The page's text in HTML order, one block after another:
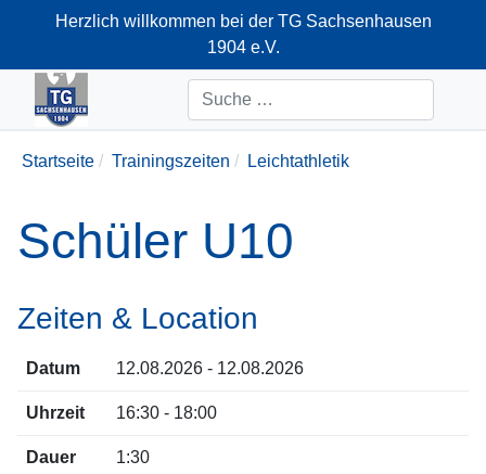
Herzlich willkommen bei der TG Sachsenhausen
1904 e.V.
+49-69-66374712
Suchen
Startseite Trainingszeiten Leichtathletik
Schüler U10
Zeiten & Location
Datum 12.08.2026 - 12.08.2026
Uhrzeit 16:30 - 18:00
Dauer 1:30